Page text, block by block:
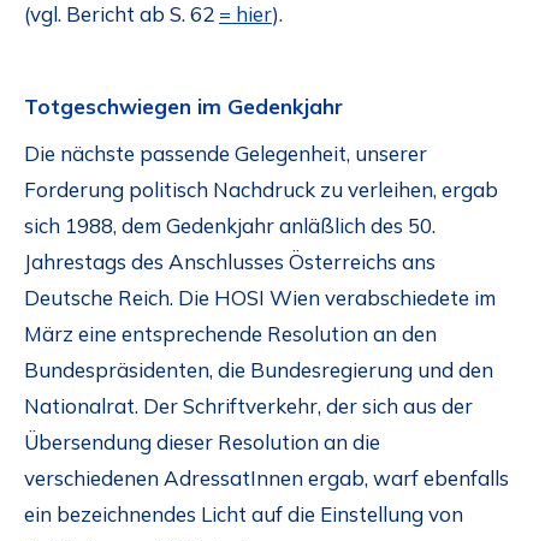
(vgl. Bericht ab S. 62 = hier).
Totgeschwiegen im Gedenkjahr
Die nächste passende Gelegenheit, unserer
Forderung politisch Nachdruck zu verleihen, ergab
sich 1988, dem Gedenkjahr anläßlich des 50.
Jahrestags des Anschlusses Österreichs ans
Deutsche Reich. Die HOSI Wien verabschiedete im
März eine entsprechende Resolution an den
Bundespräsidenten, die Bundesregierung und den
Nationalrat. Der Schriftverkehr, der sich aus der
Übersendung dieser Resolution an die
verschiedenen AdressatInnen ergab, warf ebenfalls
ein bezeichnendes Licht auf die Einstellung von